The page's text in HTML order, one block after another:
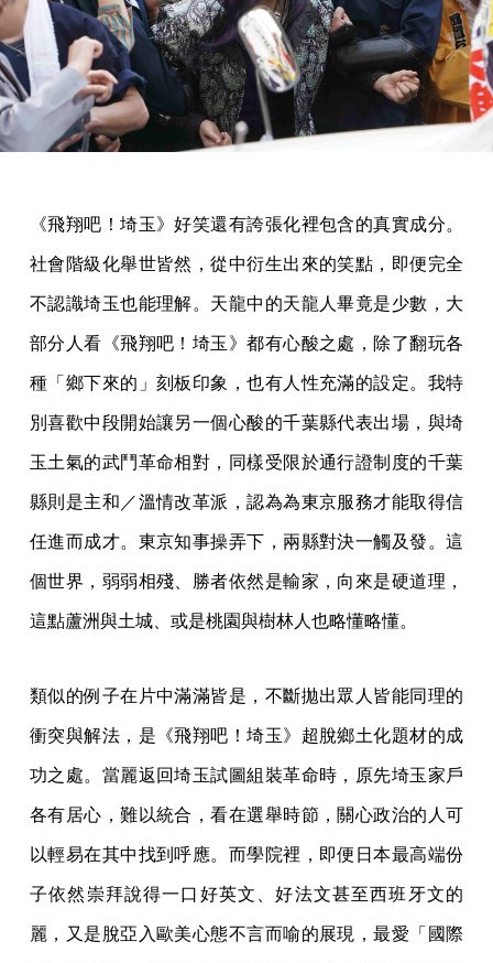
《飛翔吧！埼玉》好笑還有誇張化裡包含的真實成分。
社會階級化舉世皆然，從中衍生出來的笑點，即便完全
不認識埼玉也能理解。天龍中的天龍人畢竟是少數，大
部分人看《飛翔吧！埼玉》都有心酸之處，除了翻玩各
種「鄉下來的」刻板印象，也有人性充滿的設定。我特
別喜歡中段開始讓另一個心酸的千葉縣代表出場，與埼
玉土氣的武鬥革命相對，同樣受限於通行證制度的千葉
縣則是主和／溫情改革派，認為為東京服務才能取得信
任進而成才。東京知事操弄下，兩縣對決一觸及發。這
個世界，弱弱相殘、勝者依然是輸家，向來是硬道理，
這點蘆洲與土城、或是桃園與樹林人也略懂略懂。
類似的例子在片中滿滿皆是，不斷拋出眾人皆能同理的
衝突與解法，是《飛翔吧！埼玉》超脫鄉土化題材的成
功之處。當麗返回埼玉試圖組裝革命時，原先埼玉家戶
各有居心，難以統合，看在選舉時節，關心政治的人可
以輕易在其中找到呼應。而學院裡，即便日本最高端份
子依然崇拜說得一口好英文、好法文甚至西班牙文的
麗，又是脫亞入歐美心態不言而喻的展現，最愛「國際